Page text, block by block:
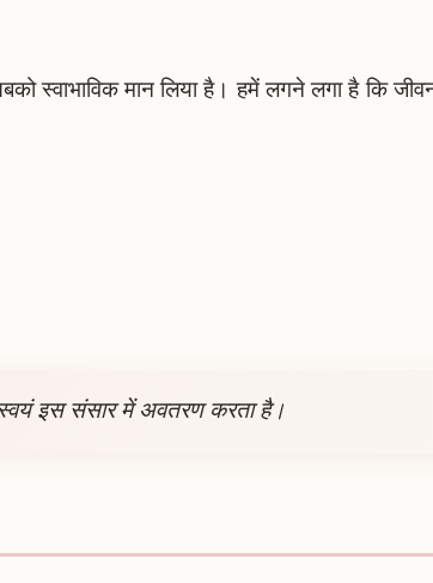
स्वाभाविक मान लिया है। हमें लगने लगा है कि
स्वयं इस संसार में अवतरण करता है।